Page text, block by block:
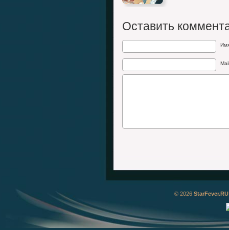
Оставить
© 2026 StarFever.RU